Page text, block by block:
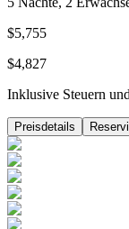
$5,755
$4,827
Inklusive Steuern
Preisdetails